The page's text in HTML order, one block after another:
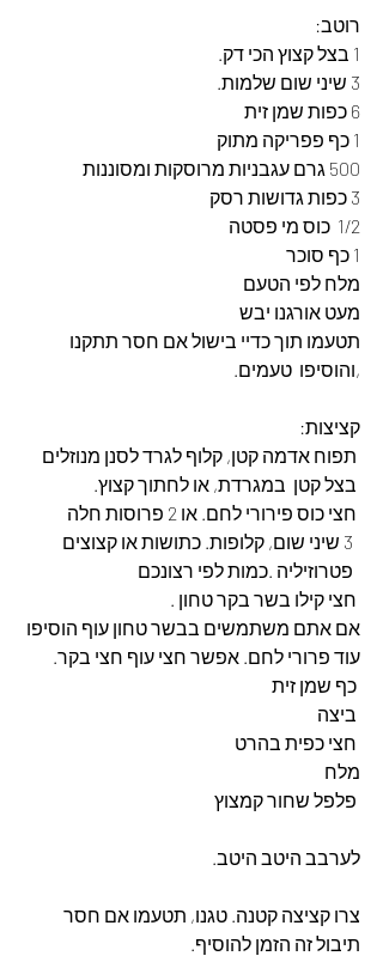
רוטב:
1 בצל קצוץ הכי דק.
3 שיני שום שלמות.
6 כפות שמן זית
1 כף פפריקה מתוק
500 גרם עגבניות מרוסקות ומסוננות
3 כפות גדושות רסק
1/2  כוס מי פסטה
1 כף סוכר
מלח לפי הטעם
מעט אורגנו יבש
תטעמו תוך כדיי בישול אם חסר תתקנו
,והוסיפו  טעמים.
קציצות:
אם אתם משתמשים בבשר טחון עוף הוסיפו
עוד פרורי לחם. אפשר חצי עוף חצי בקר.
מלח
לערבב היטב היטב.
צרו קציצה קטנה. טגנו, תטעמו אם חסר
תיבול זה הזמן להוסיף.